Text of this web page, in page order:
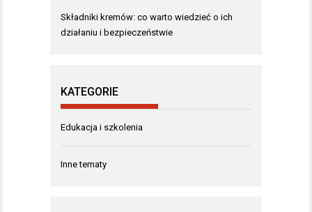
Składniki kremów: co warto wiedzieć o ich
działaniu i bezpieczeństwie
KATEGORIE
Edukacja i szkolenia
Inne tematy